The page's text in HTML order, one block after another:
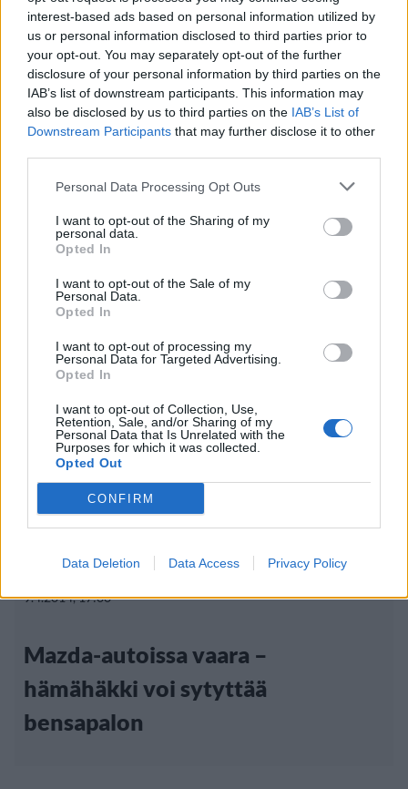
interest-based ads based on personal information utilized by
us or personal information disclosed to third parties prior to
your opt-out. You may separately opt-out of the further
disclosure of your personal information by third parties on the
IAB’s list of downstream participants. This information may
also be disclosed by us to third parties on the IAB’s List of
Downstream Participants that may further disclose it to other
Personal Data Processing Opt Outs
I want to opt-out of the Sharing of my
personal data.
Opted In
I want to opt-out of the Sale of my
Personal Data.
Opted In
I want to opt-out of processing my
Personal Data for Targeted Advertising.
Opted In
I want to opt-out of Collection, Use,
Retention, Sale, and/or Sharing of my
Personal Data that Is Unrelated with the
Purposes for which it was collected.
Opted Out
CONFIRM
Data Deletion Data Access Privacy Policy
Leskeneläke ei kuulu kaikille – Kela
muistuttaa tärkeästä ikärajasta
Finnairin lennoista osan lentää jatkossa
toinen lentoyhtiö – matkustajille tärkeä
rajoitus
Sääennuste ulottuu nyt marraskuulle – tältä
vuoksi
näytöksessä – yleisö poistui paikalta
Viihdeuutiset
9.4.2014, 17:00
Mazda-autoissa vaara –
hämähäkki voi sytyttää
bensapalon